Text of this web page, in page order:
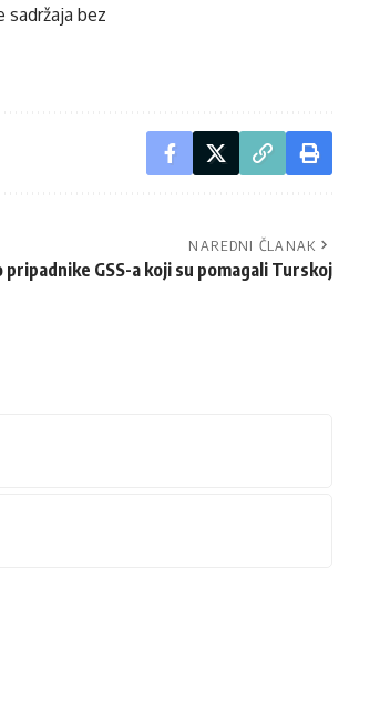
sadržaja bez
NAREDNI ČLANAK
pripadnike GSS-a koji su pomagali Turskoj